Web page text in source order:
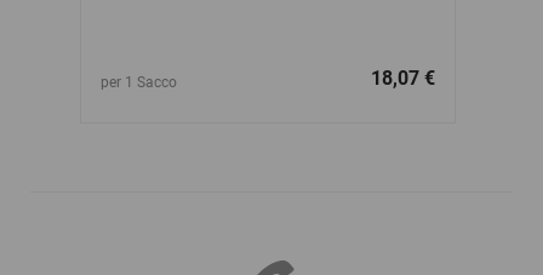
per 1 Sacco 18,07 €